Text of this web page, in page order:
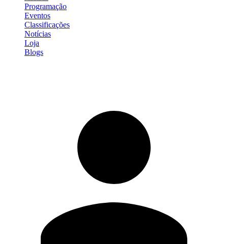
Programação
Eventos
Classificações
Notícias
Loja
Blogs